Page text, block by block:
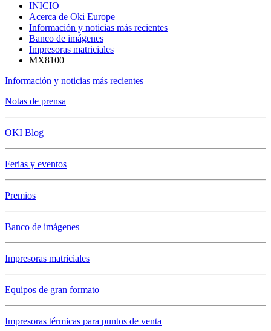
INICIO
Acerca de Oki Europe
Información y noticias más recientes
Banco de imágenes
Impresoras matriciales
MX8100
Información y noticias más recientes
Notas de prensa
OKI Blog
Ferias y eventos
Premios
Banco de imágenes
Impresoras matriciales
Equipos de gran formato
Impresoras térmicas para puntos de venta